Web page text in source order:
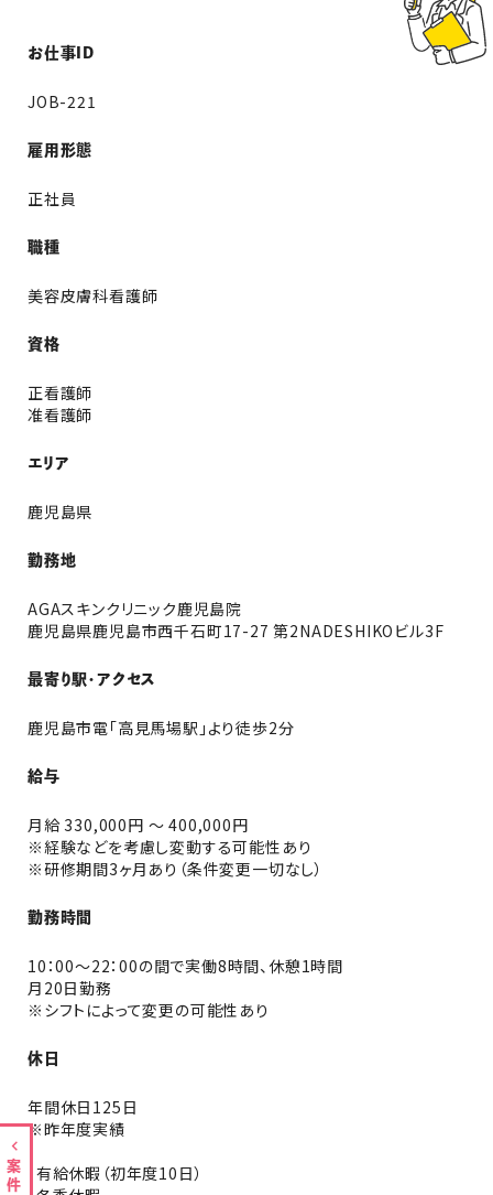
お仕事ID
JOB-221
雇用形態
正社員
職種
美容皮膚科看護師
資格
正看護師
准看護師
エリア
鹿児島県
勤務地
AGAスキンクリニック鹿児島院
鹿児島県鹿児島市西千石町17-27 第2NADESHIKOビル3F
最寄り駅・アクセス
鹿児島市電「高見馬場駅」より徒歩2分
給与
月給 330,000円 〜 400,000円
※経験などを考慮し変動する可能性あり
※研修期間3ヶ月あり（条件変更一切なし）
勤務時間
10：00～22：00の間で実働8時間、休憩1時間
月20日勤務
※シフトによって変更の可能性あり
休日
年間休日125日
※昨年度実績
・有給休暇（初年度10日）